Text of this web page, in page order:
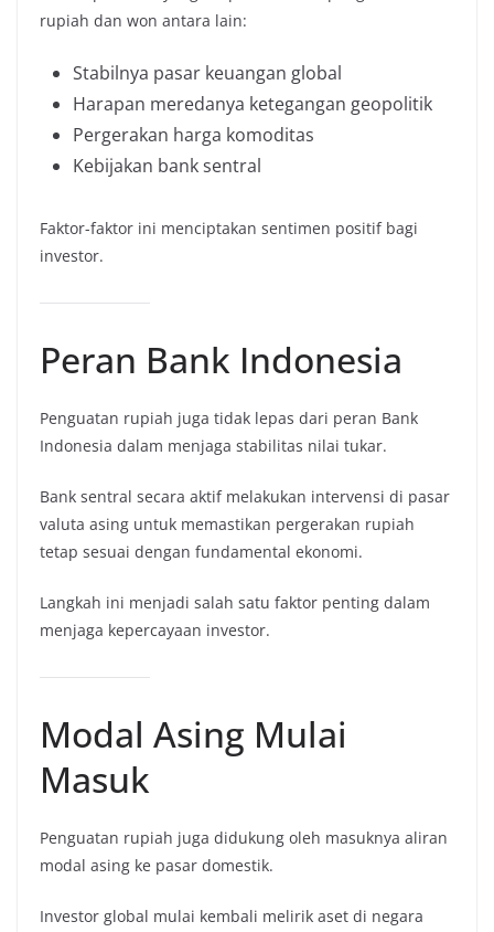
rupiah dan won antara lain:
Stabilnya pasar keuangan global
Harapan meredanya ketegangan geopolitik
Pergerakan harga komoditas
Kebijakan bank sentral
Faktor-faktor ini menciptakan sentimen positif bagi
investor.
Peran Bank Indonesia
Penguatan rupiah juga tidak lepas dari peran Bank
Indonesia dalam menjaga stabilitas nilai tukar.
Bank sentral secara aktif melakukan intervensi di pasar
valuta asing untuk memastikan pergerakan rupiah
tetap sesuai dengan fundamental ekonomi.
Langkah ini menjadi salah satu faktor penting dalam
menjaga kepercayaan investor.
Modal Asing Mulai
Masuk
Penguatan rupiah juga didukung oleh masuknya aliran
modal asing ke pasar domestik.
Investor global mulai kembali melirik aset di negara